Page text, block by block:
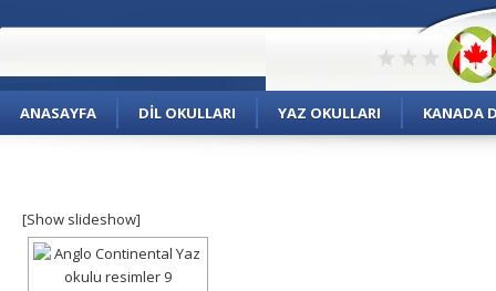
ANASAYFA DIL OKULLARI YAZ OKULLARI KANADA
[Show slideshow]